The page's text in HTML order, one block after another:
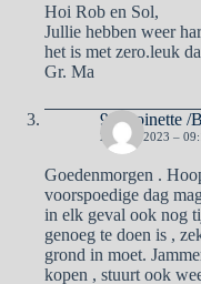
Hoi Rob en Sol,
Jullie hebben weer
het is met zero.leuk
Gr. Ma
9Antoinette /
23 MEI 2023 –
Goedenmorgen .
voorspoedige dag
in elk geval ook nog
genoeg te doen is ,
grond in moet.
kopen , stuurt ook